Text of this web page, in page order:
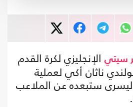
سيتي الإنجليزي لكرة القدم
ناثان أكي لعملية
ستبعده عن الملاعب